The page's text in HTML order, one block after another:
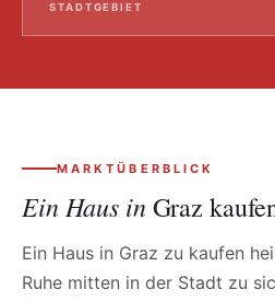
STADTGEBIET
MARKTÜBERBLICK
Ein Haus inGraz
Ein Haus in Graz zu kaufen
Ruhe mitten in der Stadt zu